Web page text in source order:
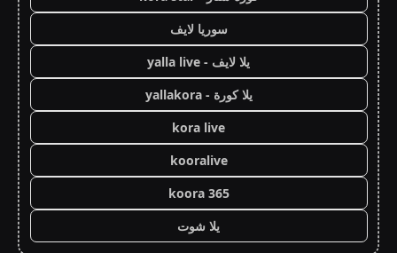
سوريا لايف
يلا لايف - yalla live
يلا كورة - yallakora
kora live
kooralive
koora 365
يلا شوت